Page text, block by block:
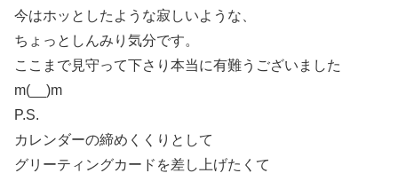
今はホッとしたような寂しいような、
ちょっとしんみり気分です。
ここまで見守って下さり本当に有難うございました
m(__)m
P.S.
カレンダーの締めくくりとして
グリーティングカードを差し上げたくて